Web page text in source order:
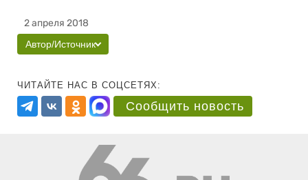
2 апреля 2018
Автор/Источник
ЧИТАЙТЕ НАС В СОЦСЕТЯХ:
Сообщить новость